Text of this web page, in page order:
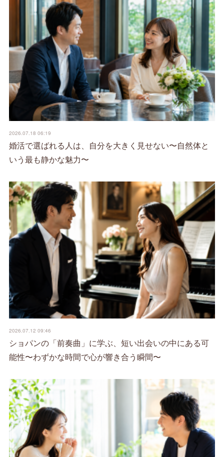
2026.07.18 06:19
婚活で選ばれる人は、自分を大きく見せない〜自然体と
いう最も静かな魅力〜
2026.07.12 09:46
ショパンの「前奏曲」に学ぶ、短い出会いの中にある可
能性〜わずかな時間で心が響き合う瞬間〜